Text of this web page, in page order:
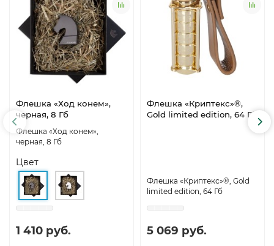
Флешка «Ход конем»,
черная, 8 Гб
Флешка «Ход конем»,
черная, 8 Гб
Цвет
1 410 руб.
Флешка «Криптекс»®,
Gold limited edition, 64 Гб
Флешка «Криптекс»®, Gold
limited edition, 64 Гб
5 069 руб.